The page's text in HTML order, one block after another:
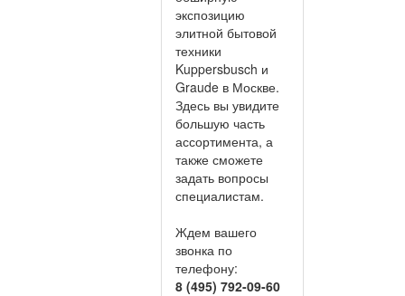
экспозицию
элитной бытовой
техники
Kuppersbusch и
Graude в Москве.
Здесь вы увидите
большую часть
ассортимента, а
также сможете
задать вопросы
специалистам.
Ждем вашего
звонка по
телефону:
8 (495) 792-09-60